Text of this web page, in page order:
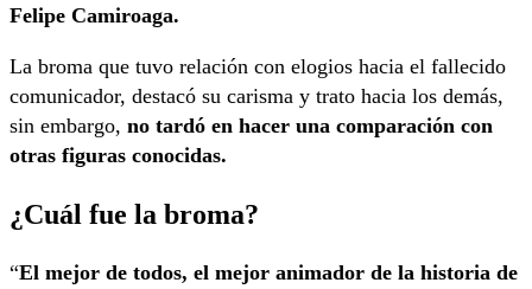
Felipe Camiroaga.
La broma que tuvo relación con elogios hacia el fallecido
comunicador, destacó su carisma y trato hacia los demás,
sin embargo, no tardó en hacer una comparación con
otras figuras conocidas.
¿Cuál fue la broma?
“El mejor de todos, el mejor animador de la historia de